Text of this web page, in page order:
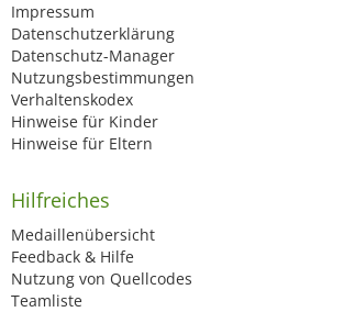
Impressum
Datenschutzerklärung
Datenschutz-Manager
Nutzungsbestimmungen
Verhaltenskodex
Hinweise für Kinder
Hinweise für Eltern
Hilfreiches
Medaillenübersicht
Feedback & Hilfe
Nutzung von Quellcodes
Teamliste